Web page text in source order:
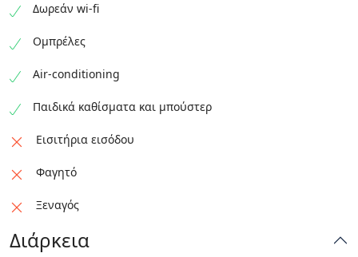
Δωρεάν wi-fi
Ομπρέλες
Air-conditioning
Παιδικά καθίσματα και μπούστερ
Εισιτήρια εισόδου
Φαγητό
Ξεναγός
Διάρκεια